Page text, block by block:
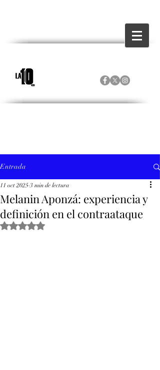
Entrada
Melanin Aponzá: experiencia y
definición en el contraataque
11 oct 2025 3 min de lectura
Obtuvo NaN de 5 estrellas.